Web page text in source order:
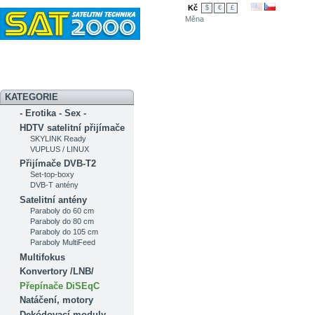
Kč $ € £
Měna
KATEGORIE
- Erotika - Sex -
HDTV satelitní přijímače
SKYLINK Ready
VUPLUS / LINUX
Přijímače DVB-T2
Set-top-boxy
DVB-T antény
Satelitní antény
Paraboly do 60 cm
Paraboly do 80 cm
Paraboly do 105 cm
Paraboly MultiFeed
Multifokus
Konvertory /LNB/
Přepínače DiSEqC
Natáčení, motory